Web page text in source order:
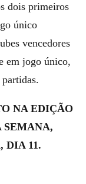
dois primeiros
único
vencedores
em jogo único,
NA EDIÇÃO
SEMANA,
DIA 11.